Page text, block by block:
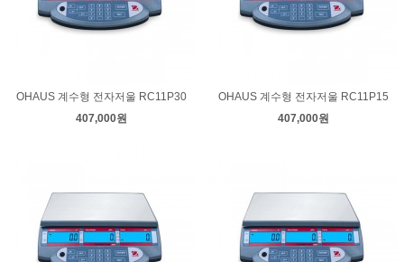
OHAUS 계수형 전자저울 RC11P30
407,000원
OHAUS 계수형 전자저울 RC11P15
407,000원